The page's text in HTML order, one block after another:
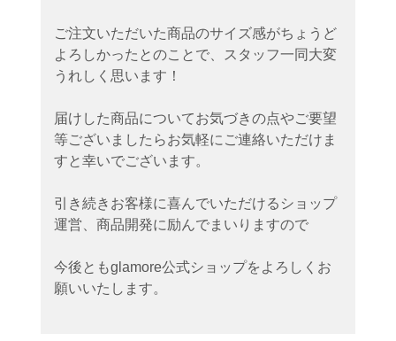
ご注文いただいた商品のサイズ感がちょうど
よろしかったとのことで、スタッフ一同大変
うれしく思います！
届けした商品についてお気づきの点やご要望
等ございましたらお気軽にご連絡いただけま
すと幸いでございます。
引き続きお客様に喜んでいただけるショップ
運営、商品開発に励んでまいりますので
今後ともglamore公式ショップをよろしくお
願いいたします。